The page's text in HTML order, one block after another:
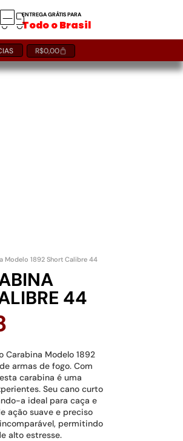
ENTREGA GRÁTIS PARA
Todo o Brasil
R$0,00
Modelo 1892 Short Calibre 44
44
Modelo 1892
armas de fogo. Com
carabina é uma
Seu cano curto
a ideal para caça e
ação suave e preciso
permitindo
alto estresse.